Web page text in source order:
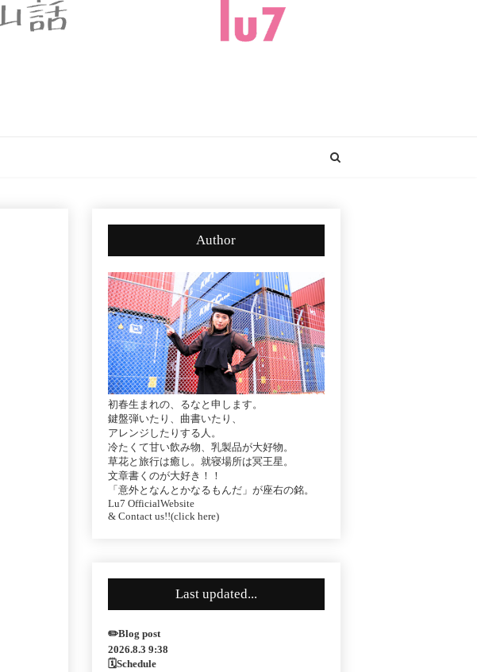
Author
初春生まれの、るなと申します。
鍵盤弾いたり、曲書いたり、
アレンジしたりする人。
冷たくて甘い飲み物、乳製品が大好物。
草花と旅行は癒し。就寝場所は冥王星。
文章書くのが大好き！！
「意外となんとかなるもんだ」が座右の銘。
Lu7 OfficialWebsite
& Contact us!!(click here)
Last updated...
✏️Blog post
2026.8.3 9:38
🗓Schedule